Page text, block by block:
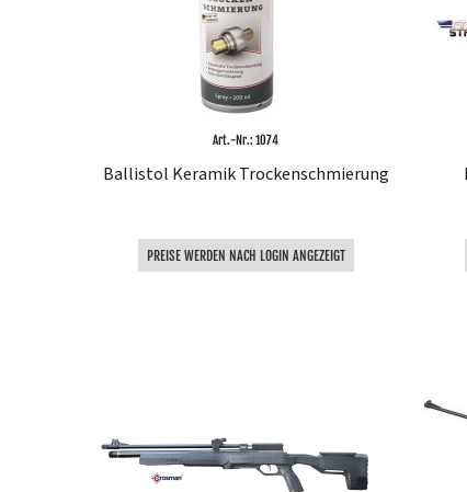
Art.-Nr.: 1074
Ballistol Keramik Trockenschmierung
PREISE WERDEN NACH LOGIN ANGEZEIGT